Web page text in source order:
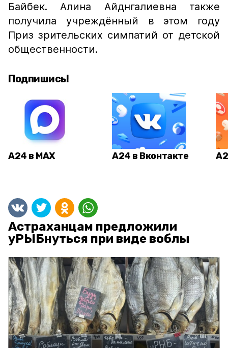
Байбек. Алина Айднгалиевна также
получила учреждённый в этом году
Приз зрительских симпатий от детской
общественности.
Подпишись!
А24 в MAX А24 в Вконтакте
Астраханцам предложили
уРЫБнуться при виде воблы